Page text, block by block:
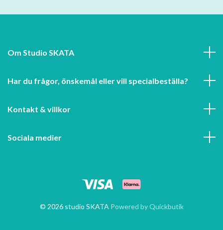
Om Studio SKATA
Har du frågor, önskemål eller vill specialbeställa?
Kontakt & villkor
Sociala medier
© 2026 studio SKATA Powered by Quickbutik